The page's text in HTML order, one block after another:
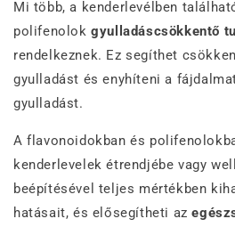
Mi több, a kenderlevélben
polifenolok gyulladáscsökkentő
rendelkeznek. Ez segíthet
gyulladást és enyhíteni a
gyulladást.
A flavonoidokban és
kenderlevelek étrendjébe vagy
beépítésével teljes mértékben
hatásait, és elősegítheti az